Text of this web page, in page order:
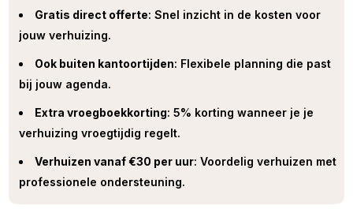
Gratis direct offerte: Snel inzicht in de kosten voor
jouw verhuizing.
Ook buiten kantoortijden: Flexibele planning die past
bij jouw agenda.
Extra vroegboekkorting: 5% korting wanneer je je
verhuizing vroegtijdig regelt.
Verhuizen vanaf €30 per uur: Voordelig verhuizen met
professionele ondersteuning.